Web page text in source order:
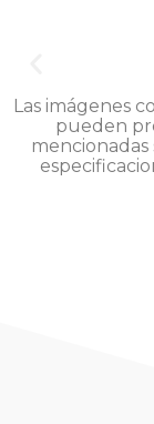
Las imágenes
pueden